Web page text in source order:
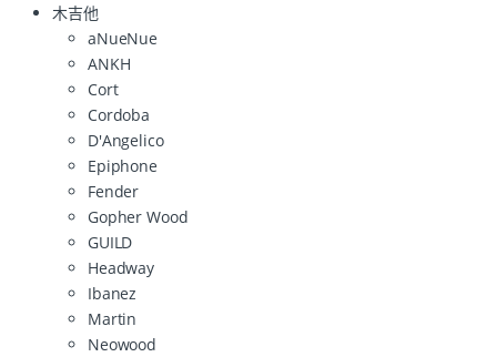
木吉他
aNueNue
ANKH
Cort
Cordoba
D'Angelico
Epiphone
Fender
Gopher Wood
GUILD
Headway
Ibanez
Martin
Neowood